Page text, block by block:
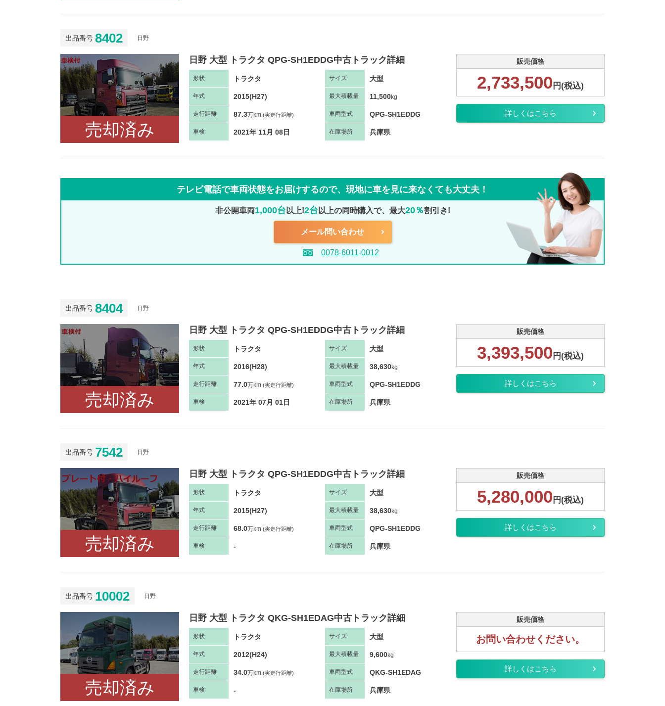
出品番号 8402 日野
売却済み
日野 大型 トラクタ QPG-SH1EDDG中古トラック詳細
形状 トラクタ サイズ 大型
年式 2015(H27) 最大積載量 11,500kg
走行距離 87.3万km (実走行距離) 車両型式 QPG-SH1EDDG
車検 2021年 11月 08日 在庫場所 兵庫県
販売価格
2,733,500 円(税込)
詳しくはこちら
テレビ電話で車両状態をお届けするので、 現地に車を見に来なくても大丈夫！
非公開車両1,000台 以上!2台 以上の同時購入で、最大20％割引き!
メール問い合わせ
0078-6011-0012
出品番号 8404 日野
売却済み
日野 大型 トラクタ QPG-SH1EDDG中古トラック詳細
形状 トラクタ サイズ 大型
年式 2016(H28) 最大積載量 38,630kg
走行距離 77.0万km (実走行距離) 車両型式 QPG-SH1EDDG
車検 2021年 07月 01日 在庫場所 兵庫県
販売価格
3,393,500 円(税込)
詳しくはこちら
出品番号 7542 日野
売却済み
日野 大型 トラクタ QPG-SH1EDDG中古トラック詳細
形状 トラクタ サイズ 大型
年式 2015(H27) 最大積載量 38,630kg
走行距離 68.0万km (実走行距離) 車両型式 QPG-SH1EDDG
車検 - 在庫場所 兵庫県
販売価格
5,280,000 円(税込)
詳しくはこちら
出品番号 10002 日野
売却済み
日野 大型 トラクタ QKG-SH1EDAG中古トラック詳細
形状 トラクタ サイズ 大型
年式 2012(H24) 最大積載量 9,600kg
走行距離 34.0万km (実走行距離) 車両型式 QKG-SH1EDAG
車検 - 在庫場所 兵庫県
販売価格
お問い合わせください。
詳しくはこちら